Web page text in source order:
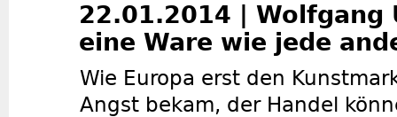
22.01.2014 | Wolfgang
eine Ware wie jede
Wie Europa erst den
Angst bekam, der Handel